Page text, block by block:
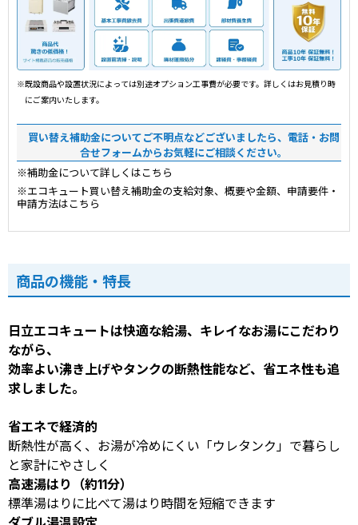
※既設商品や設置状況によっては別途オプション工事費が必要です。詳しくはお見積り時
にご案内いたします。
買い替え補助金についてご不明点などございましたら、電話・お問
合せフォームからお気軽にご相談ください。
※補助金について詳しくはこちら
※エコキュート買い替え補助金の支給対象、概要や金額、申請要件・
申請方法はこちら
商品の機能・特長
日立エコキュートは快適な給湯、キレイなお湯にこだわり
ながら、
効率よい沸き上げやタンクの断熱性能など、省エネ性も追
求しました。
省エネで経済的
断熱性が高く、お湯が冷めにくい「ウレタンク」で暮らし
と家計にやさしく
高速湯はり（約11分）
標準湯はりに比べて湯はり時間を短縮できます